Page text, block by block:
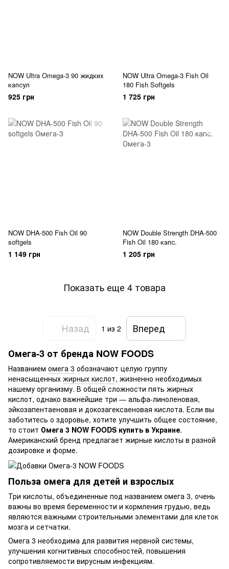
NOW Ultra Omega-3 90 жидких
капсул
925 грн
NOW Ultra Omega-3 Fish Oil
180 Fish Softgels
1 725 грн
NOW DHA-500 Fish Oil 90
softgels
1 149 грн
NOW Double Strength DHA-500
Fish Oil 180 капс.
1 205 грн
Показать еще 4 товара
Назад 1 из 2
Вперед
Омега-3 от бренда NOW FOODS
Названием омега 3 обозначают целую группу
ненасыщенных жирных кислот, жизненно необходимых
нашему организму. В общей сложности пять жирных
кислот, однако важнейшие три — альфа-линоленовая,
эйкозапентаеновая и докозагексаеновая кислота. Если вы
заботитесь о здоровье, хотите улучшить общее состояние,
то стоит Омега 3 NOW FOODS купить в Украине.
Американский бренд предлагает жирные кислоты в разной
дозировке и форме.
Польза омега для детей и взрослых
Три кислоты, объединенные под названием омега 3, очень
важны во время беременности и кормления грудью, ведь
являются важными строительными элементами для клеток
мозга и сетчатки.
Омега 3 необходима для развития нервной системы,
улучшения когнитивных способностей, повышения
сопротивляемости вирусным инфекциям.